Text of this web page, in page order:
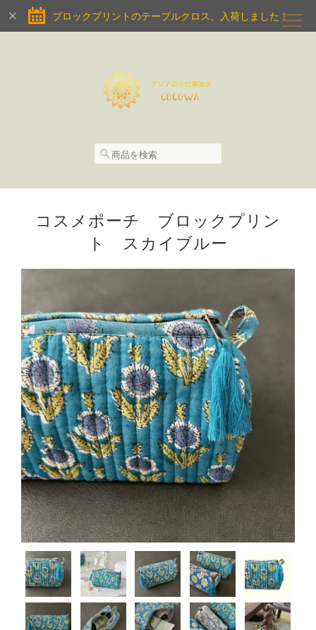
ブロックプリントのテーブルクロス、入荷しました！
コスメポーチ ブロックプリン
ト スカイブルー